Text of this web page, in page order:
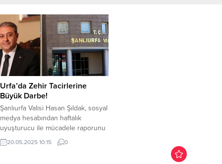
Urfa’da Zehir Tacirlerine
Büyük Darbe!
Şanlıurfa Valisi Hasan Şıldak, sosyal
medya hesabından haftalık
uyuşturucu ile mücadele raporunu
paylaştı. Şıldak, son bir haftada
kentte yapılan operasyonlarda 34
20.05.2025 10:15 0